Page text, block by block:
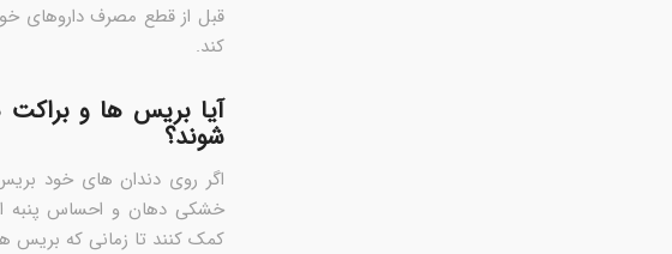
قبل از قطع مصرف داروهای
کند.
آیا بریس ها و
شوند؟
اگر روی دندان های خود
خشکی دهان و احساس پنبه
کمک کنند تا زمانی که بریس